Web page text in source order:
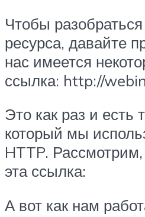
Чтобы
ресурса, давайте
нас имеется
ссылка: http://
Это как раз и есть
который мы
HTTP. Рассмотрим,
эта ссылка:
А вот как нам